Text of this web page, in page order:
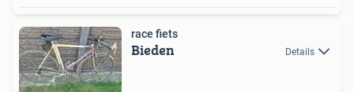
race fiets
Bieden Details